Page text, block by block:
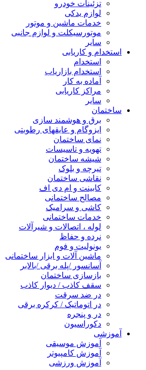
تزئینات خودرو
لوازم یدکی
خدمات ماشین و موتور
موتورسیکلت و لوازم جانبی
سایر
استخدام و کاریابی
استخدام
استخدام بازاریاب
آماده به کار
مراکز کاریابی
سایر
ساختمان
برق و هوشمند سازی
ایزوگام و عایقهای رطوبتی
نمای ساختمان
تهویه و تاسیسات
شیشه ساختمان
تیرچه و بلوک
نقاشی ساختمان
کابینت و ام دی اف
مصالح ساختمانی
کاشی و سرامیک
خدمات ساختمانی
لوله ، اتصالات و شیرآلات
نرده و حفاظ
یونولیت و فوم
ماشین آلات و ابزار ساختمانی
آسانسور /پله برقی /بالابر
بازسازی ساختمان
سقف کاذب / دیوار کاذب
در ضد سرقت
در اتوماتیک / کرکره برقی
در و پنجره
دکوراسیون
آموزشی
آموزش موسیقی
آموزش کامپیوتر
آموزش ورزشی